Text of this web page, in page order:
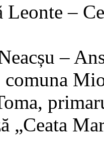
Leonte –
–
comuna
„Ceata